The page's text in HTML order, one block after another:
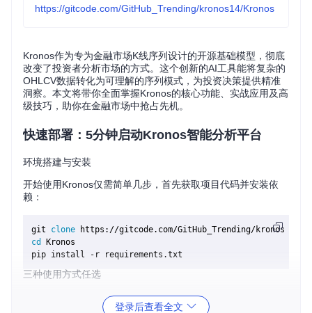
https://gitcode.com/GitHub_Trending/kronos14/Kronos
Kronos作为专为金融市场K线序列设计的开源基础模型，彻底
改变了投资者分析市场的方式。这个创新的AI工具能将复杂的
OHLCV数据转化为可理解的序列模式，为投资决策提供精准
洞察。本文将带你全面掌握Kronos的核心功能、实战应用及高
级技巧，助你在金融市场中抢占先机。
快速部署：5分钟启动Kronos智能分析平台
环境搭建与安装
开始使用Kronos仅需简单几步，首先获取项目代码并安装依
赖：
git clone
cd
Kronos
三种使用方式任选
根据你的技术背景和需求，Kronos提供了灵活的使用途径：
登录后查看全文